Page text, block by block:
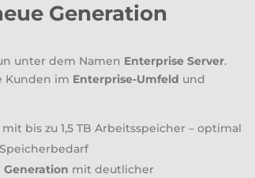
Generation
unter dem Namen Enterprise Server.
Kunden im Enterprise-Umfeld und
mit bis zu 1,5 TB Arbeitsspeicher – optimal
Generation mit deutlicher